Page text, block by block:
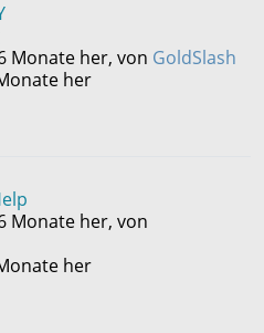
Monate her, von GoldSlash
her
Monate her, von
her